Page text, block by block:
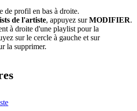
de profil en bas à droite.
de l'artiste, appuyez surMODIFIER.
à droite d'une playlist pour la
sur le cercle à gauche et sur
la supprimer.